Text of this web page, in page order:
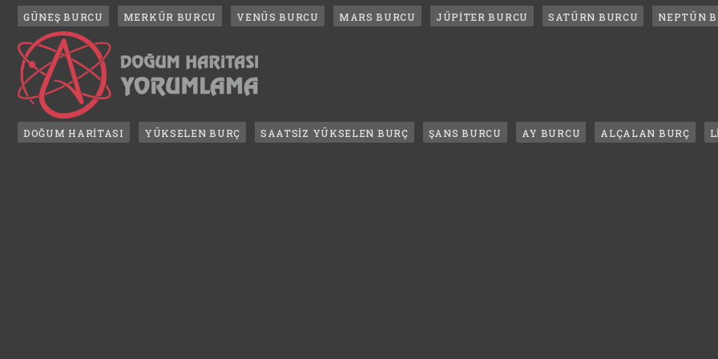
GÜNEŞ BURCU MERKÜR BURCU VENÜS BURCU MARS BURCU JÜPİTER BURCU SATÜRN BURCU NEPTÜN
DOĞUM HARİTASI YÜKSELEN BURÇ SAATSİZ YÜKSELEN BURÇ ŞANS BURCU AY BURCU ALÇALAN BURÇ